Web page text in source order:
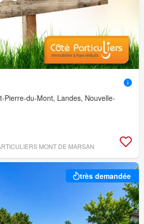
Pierre-du-Mont, Landes, Nouvelle-
MONT DE MARSAN
très demandée